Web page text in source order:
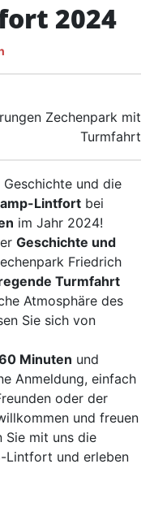
2024
Zechenpark mit
Turmfahrt
und die
Lintfort bei
im Jahr 2024!
Geschichte und
Friedrich
Turmfahrt
Atmosphäre des
Sie sich von
Minuten und
Anmeldung, einfach
oder der
und freuen
Sie mit uns die
Lintfort und erleben